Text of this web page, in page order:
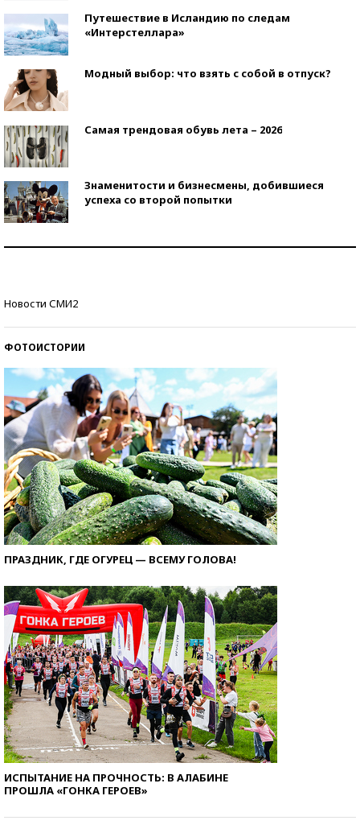
Путешествие в Исландию по следам
«Интерстеллара»
Модный выбор: что взять с собой в отпуск?
Самая трендовая обувь лета – 2026
Знаменитости и бизнесмены, добившиеся
успеха со второй попытки
Новости СМИ2
ФОТОИСТОРИИ
ПРАЗДНИК, ГДЕ ОГУРЕЦ — ВСЕМУ ГОЛОВА!
ИСПЫТАНИЕ НА ПРОЧНОСТЬ: В АЛАБИНЕ
ПРОШЛА «ГОНКА ГЕРОЕВ»